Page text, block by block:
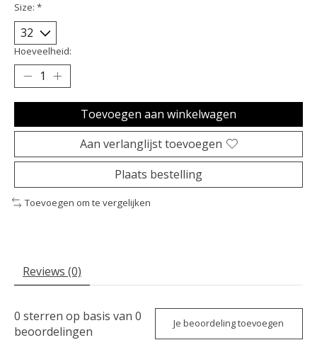
Size: *
Hoeveelheid:
Toevoegen aan winkelwagen
Aan verlanglijst toevoegen
Plaats bestelling
Toevoegen om te vergelijken
Reviews (0)
0 sterren op basis van 0
beoordelingen
Je beoordeling toevoegen